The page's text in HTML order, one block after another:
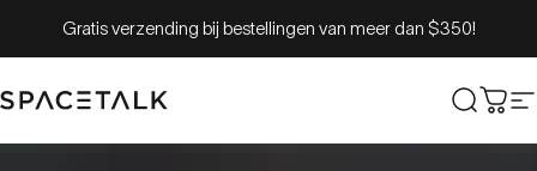
Gratis verzending bij bestellingen van meer dan $350!
Spacetalk Zoek